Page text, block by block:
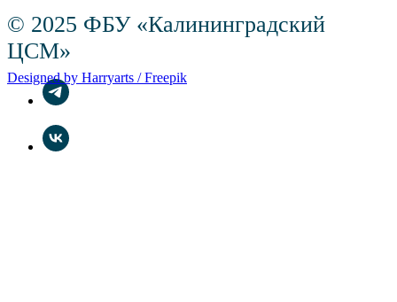
© 2025 ФБУ «Калининградский
ЦСМ»
Designed by Harryarts / Freepik